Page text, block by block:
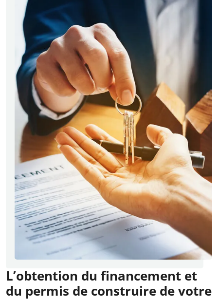
L’obtention du financement et
du permis de construire de votre